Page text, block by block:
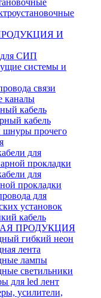
И
для СИП
системы и
связи
каналы
кабель
кабель
шнуры прочего
для
прокладки
для
прокладки
для
установок
кабель
ПРОДУКЦИЯ
гибкий неон
лента
лампы
светильники
для led лент
усилители,